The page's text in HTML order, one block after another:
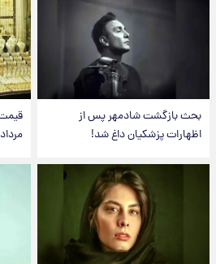
بحث بازگشت شادمهر پس از
اظهارات پزشکیان داغ شد!
مرداد ۱۴۰۵ +جدول